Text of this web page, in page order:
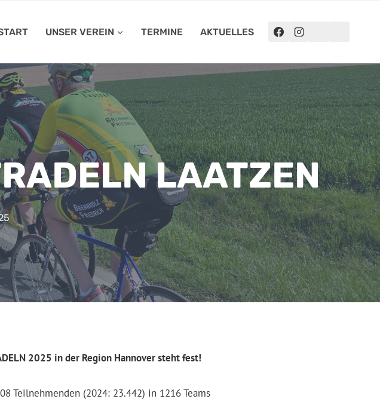
UNSER VEREIN TERMINE AKTUELLES
LAATZEN
2025 in der Region Hannover steht fest!
Teilnehmenden (2024: 23.442) in 1216 Teams